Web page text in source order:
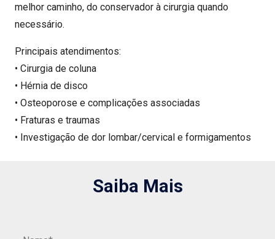
melhor caminho, do conservador à cirurgia quando
necessário.
Principais atendimentos:
• Cirurgia de coluna
• Hérnia de disco
• Osteoporose e complicações associadas
• Fraturas e traumas
• Investigação de dor lombar/cervical e formigamentos
Saiba Mais